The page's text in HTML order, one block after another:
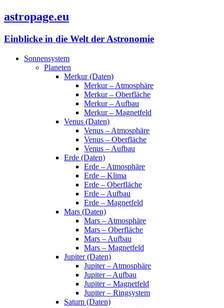
astropage.eu
Einblicke in die Welt der Astronomie
Sonnensystem
Planeten
Merkur (Daten)
Merkur – Atmosphäre
Merkur – Oberfläche
Merkur – Aufbau
Merkur – Magnetfeld
Venus (Daten)
Venus – Atmosphäre
Venus – Oberfläche
Venus – Aufbau
Erde (Daten)
Erde – Atmosphäre
Erde – Klima
Erde – Oberfläche
Erde – Aufbau
Erde – Magnetfeld
Mars (Daten)
Mars – Atmosphäre
Mars – Oberfläche
Mars – Aufbau
Mars – Magnetfeld
Jupiter (Daten)
Jupiter – Atmosphäre
Jupiter – Aufbau
Jupiter – Magnetfeld
Jupiter – Ringsystem
Saturn (Daten)